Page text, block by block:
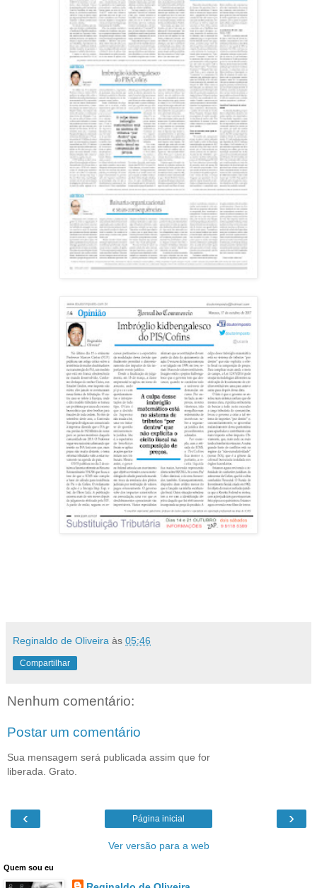
Reginaldo de Oliveira às 05:46
Compartilhar
Nenhum comentário:
Postar um comentário
Sua mensagem será publicada assim que for
liberada. Grato.
‹ ›
Página inicial
Ver versão para a web
Quem sou eu